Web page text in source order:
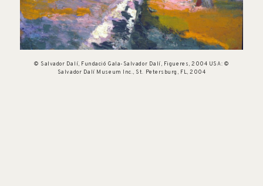
© Salvador Dalí, Fundació Gala-Salvador Dalí, Figueres, 2004 USA: ©
Salvador Dalí Museum Inc., St. Petersburg, FL, 2004